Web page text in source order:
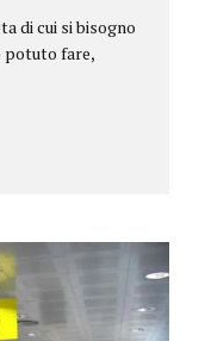
di cui si bisogno
potuto fare,